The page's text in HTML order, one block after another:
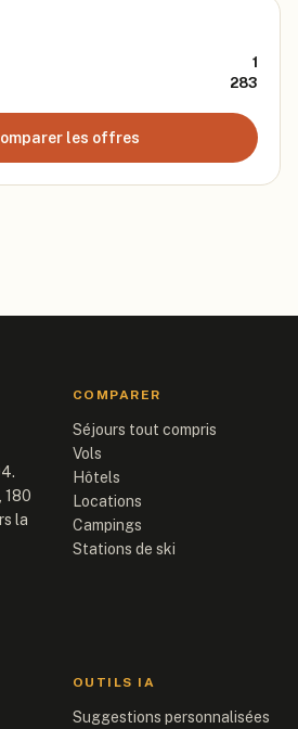
1
283
les offres
180
la
COMPARER
Séjours tout compris
Vols
Hôtels
Locations
Campings
Stations de ski
OUTILS IA
Suggestions personnalisées